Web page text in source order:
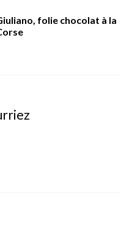
folie chocolat à la